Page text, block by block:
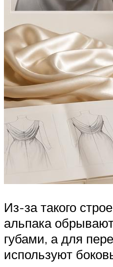
Из-за такого
альпака
губами, а для
используют